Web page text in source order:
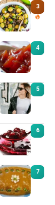
3
4
5
6
7